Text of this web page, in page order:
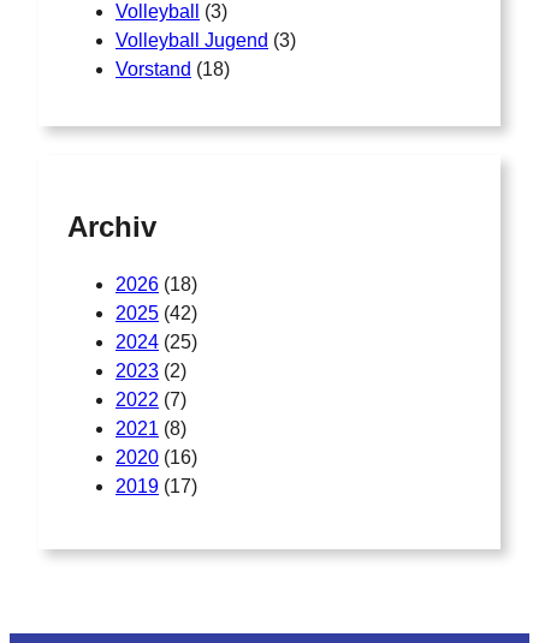
Volleyball
(3)
Volleyball Jugend (3)
Vorstand (18)
Archiv
2026 (18)
2025 (42)
2024 (25)
2023 (2)
2022 (7)
2021 (8)
2020 (16)
2019 (17)